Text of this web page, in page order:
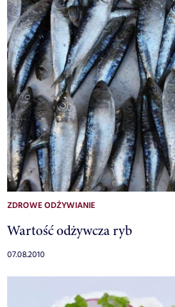
ZDROWE ODŻYWIANIE
Wartość odżywcza ryb
07.08.2010